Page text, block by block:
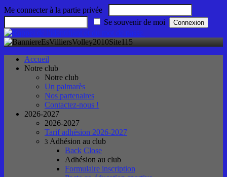
Me connecter à la partie privée
Se souvenir de moi
Accueil
Notre club
Notre club
Un palmarès
Nos partenaires
Contactez-nous !
2026-2027
2026-2027
Tarif adhésion 2026-2027
3 Adhésion au club
Back Close
Adhésion au club
Formulaire inscription